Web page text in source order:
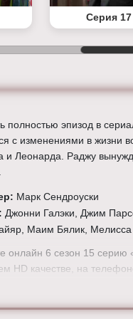
Серия 17
полностью эпизод в
с изменениями в жизни
и Леонарда. Раджу
Марк Сендроуски
Джонни Галэки, Джим
Маим Бялик,
онлайн 6 сезон 15 серию
HD качестве, на